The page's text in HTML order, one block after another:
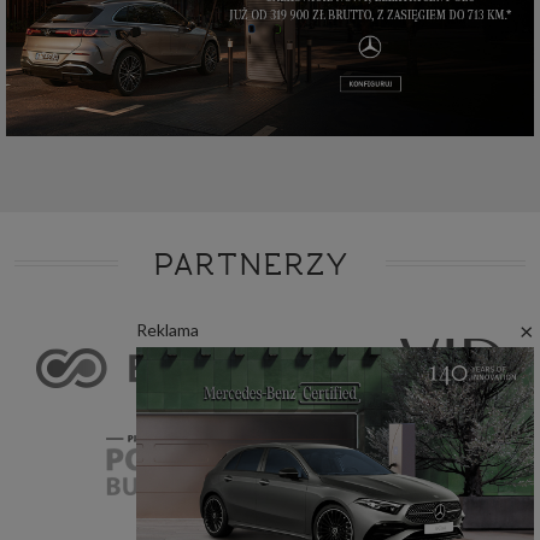
Reklama ×
PARTNERZY